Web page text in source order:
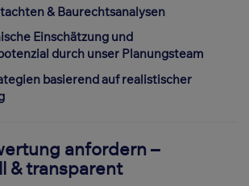
& Baurechtsanalysen
Einschätzung und
durch unser Planungsteam
basierend auf realistischer
anfordern –
& transparent